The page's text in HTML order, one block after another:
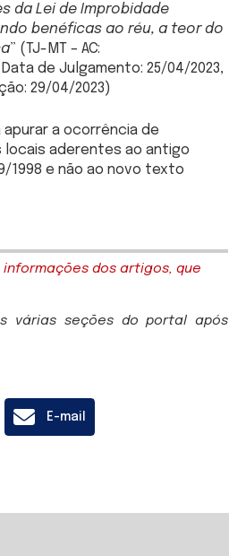
da Lei de Improbidade
benéficas ao réu, a teor do
” (TJ-MT – AC:
Data de Julgamento: 25/04/2023,
29/04/2023)
a ocorrência de
locais aderentes ao antigo
1998 e não ao novo texto
dos artigos, que
várias seções do portal após
E-mail